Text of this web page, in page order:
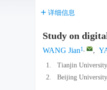
详细信息
Study on
WANG Jian1, ,
1.
Tianjin
2.
Beijing